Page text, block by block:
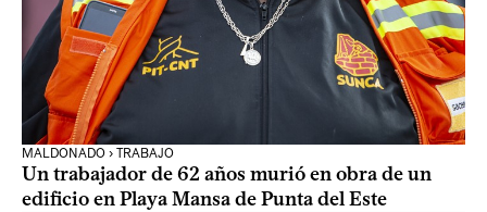
MALDONADO › TRABAJO
Un trabajador de 62 años murió en obra de un
edificio en Playa Mansa de Punta del Este